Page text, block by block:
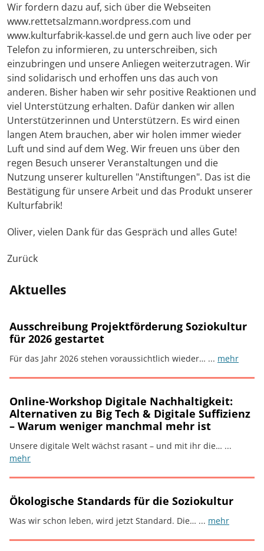
Wir fordern dazu auf, sich über die Webseiten
www.rettetsalzmann.wordpress.com und
www.kulturfabrik-kassel.de und gern auch live oder per
Telefon zu informieren, zu unterschreiben, sich
einzubringen und unsere Anliegen weiterzutragen. Wir
sind solidarisch und erhoffen uns das auch von
anderen. Bisher haben wir sehr positive Reaktionen und
viel Unterstützung erhalten. Dafür danken wir allen
Unterstützerinnen und Unterstützern. Es wird einen
langen Atem brauchen, aber wir holen immer wieder
Luft und sind auf dem Weg. Wir freuen uns über den
regen Besuch unserer Veranstaltungen und die
Nutzung unserer kulturellen "Anstiftungen". Das ist die
Bestätigung für unsere Arbeit und das Produkt unserer
Kulturfabrik!
Oliver, vielen Dank für das Gespräch und alles Gute!
Zurück
Aktuelles
Ausschreibung Projektförderung Soziokultur
für 2026 gestartet
Für das Jahr 2026 stehen voraussichtlich wieder… ... mehr
Online-Workshop Digitale Nachhaltigkeit:
Alternativen zu Big Tech & Digitale Suffizienz
– Warum weniger manchmal mehr ist
Unsere digitale Welt wächst rasant – und mit ihr die… ...
mehr
Ökologische Standards für die Soziokultur
Was wir schon leben, wird jetzt Standard. Die… ... mehr